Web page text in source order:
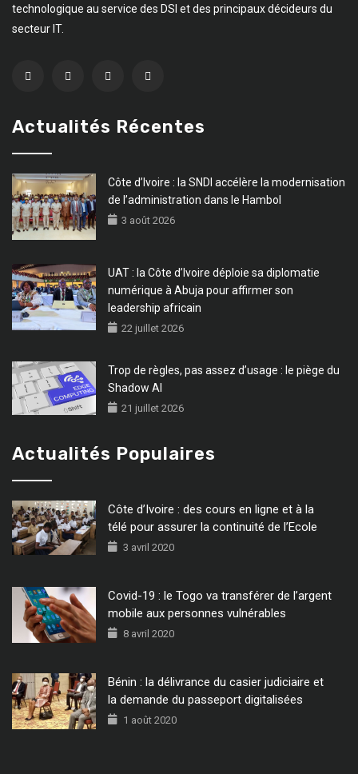
technologique au service des DSI et des principaux décideurs du
secteur IT.
Actualités Récentes
Côte d’Ivoire : la SNDI accélère la modernisation
de l’administration dans le Hambol
3 août 2026
UAT : la Côte d’Ivoire déploie sa diplomatie
numérique à Abuja pour affirmer son
leadership africain
22 juillet 2026
Trop de règles, pas assez d’usage : le piège du
Shadow AI
21 juillet 2026
Actualités Populaires
Côte d’Ivoire : des cours en ligne et à la
télé pour assurer la continuité de l’Ecole
3 avril 2020
Covid-19 : le Togo va transférer de l’argent
mobile aux personnes vulnérables
8 avril 2020
Bénin : la délivrance du casier judiciaire et
la demande du passeport digitalisées
1 août 2020